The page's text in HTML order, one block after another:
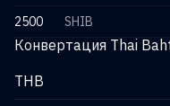
2500
SHIB
Конвертация Thai
THB